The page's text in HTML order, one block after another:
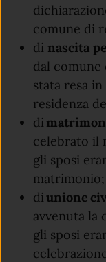
comune di
di nascita
dal comune
stata resa
residenza
di
celebrato il
gli sposi
matrimonio;
di unione
avvenuta la
gli sposi